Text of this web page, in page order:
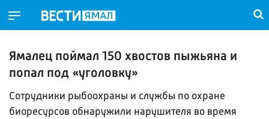
Ямалец поймал 150 хвостов пыжьяна и
попал под «уголовку»
Сотрудники рыбоохраны и службы по охране
биоресурсов обнаружили нарушителя во время